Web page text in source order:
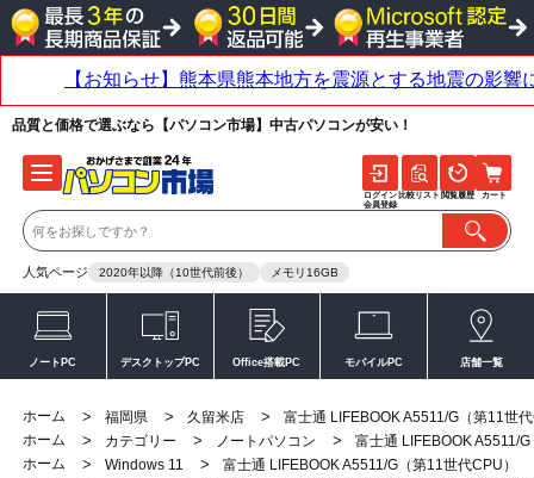
品質と価格で選ぶなら【パソコン市場】中古パソコンが安い！
人気ページ 2020年以降（10世代前後） メモリ16GB
ログイン
会員登録
比較リスト 閲覧履歴 カート
ノートPC デスクトップPC Office搭載PC モバイルPC 店舗一覧
ホーム > 福岡県 > 久留米店 >
富士通 LIFEBOOK A5511/G（第11世
ホーム
> カテゴリー > ノートパソコン >
富士通 LIFEBOOK A5511/
ホーム
> Windows 11 >
富士通 LIFEBOOK A5511/G（第11世代CPU）